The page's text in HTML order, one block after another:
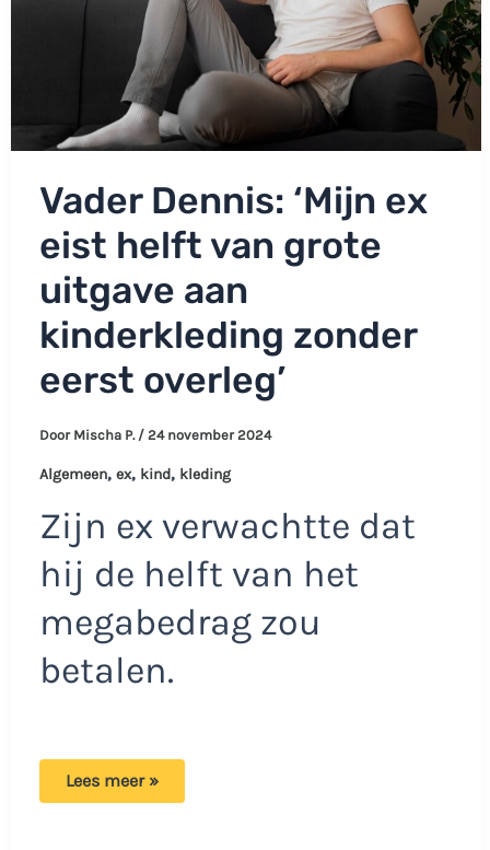
Vader Dennis: ‘Mijn ex
eist helft van grote
uitgave aan
kinderkleding zonder
eerst overleg’
Door Mischa P. / 24 november 2024
Algemeen, ex, kind, kleding
Zijn ex verwachtte dat
hij de helft van het
megabedrag zou
betalen.
Vader
Lees meer »